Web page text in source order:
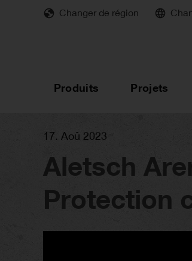
Changer de région
Produits Projets
17. Aoû 2023
Aletsch
Protection